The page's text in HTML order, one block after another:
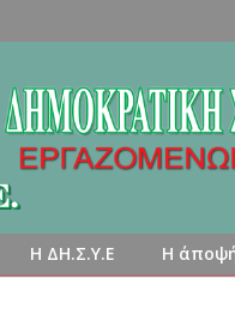
Η ΔΗ.Σ.Υ.Ε Η